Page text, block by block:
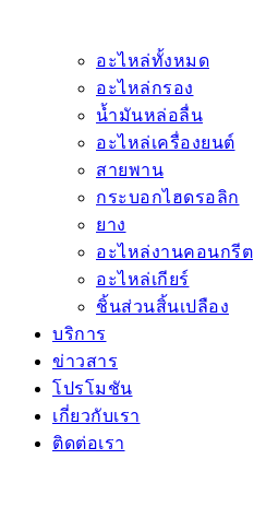
อะไหล่ทั้งหมด
อะไหล่กรอง
น้ำมันหล่อลื่น
อะไหล่เครื่องยนต์
สายพาน
กระบอกไฮดรอลิก
ยาง
อะไหล่งานคอนกรีต
อะไหล่เกียร์
ชิ้นส่วนสิ้นเปลือง
บริการ
ข่าวสาร
โปรโมชัน
เกี่ยวกับเรา
ติดต่อเรา